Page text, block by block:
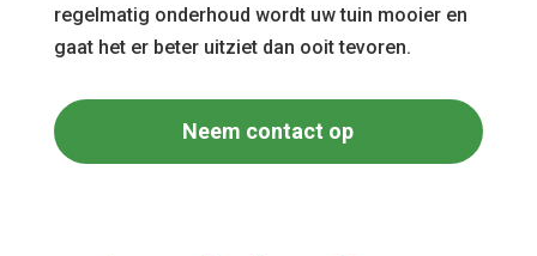
regelmatig onderhoud wordt uw tuin mooier en
gaat het er beter uitziet dan ooit tevoren.
Neem contact op